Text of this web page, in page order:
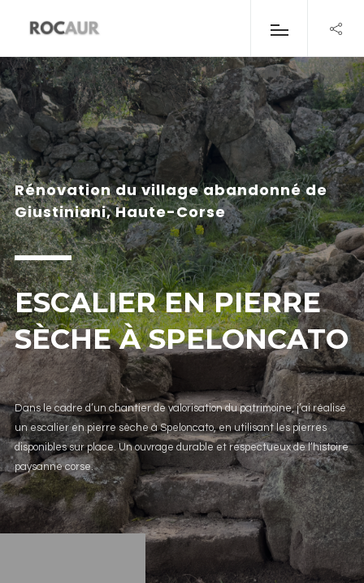
Rénovation du village abandonné de
Giustiniani, Haute-Corse
ESCALIER EN PIERRE
SÈCHE À SPELONCATO
Dans le cadre d’un chantier de valorisation du patrimoine, j’ai réalisé
un escalier en pierre sèche à Speloncato, en utilisant les pierres
disponibles sur place. Un ouvrage durable et respectueux de l’histoire
paysanne corse.